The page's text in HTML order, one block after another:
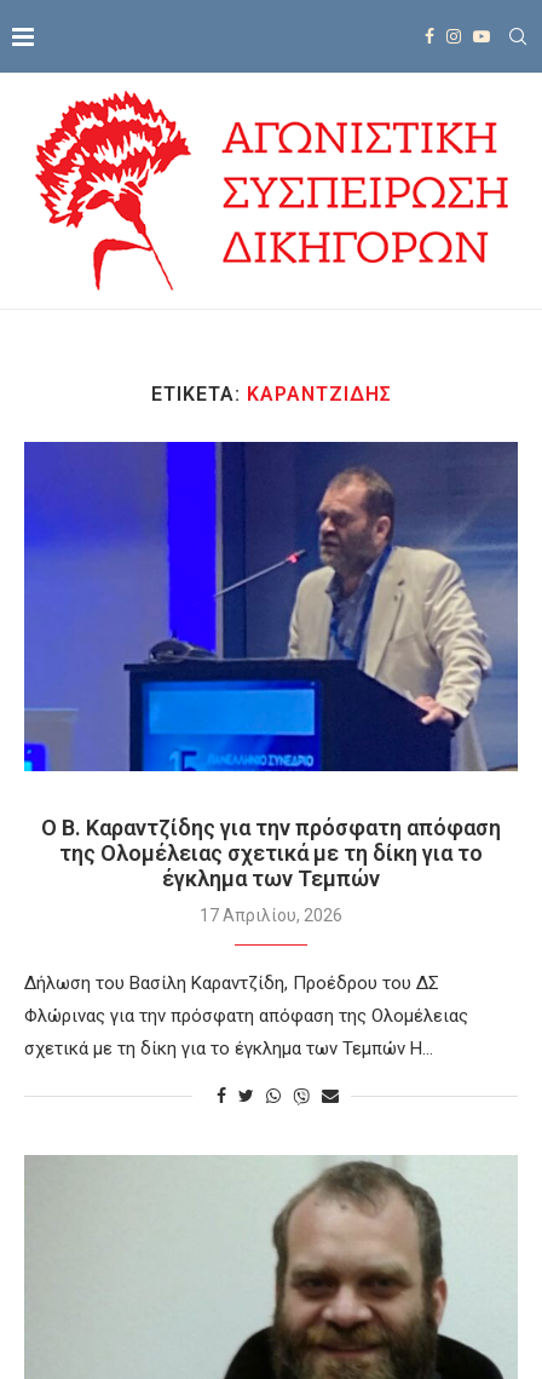
ΕΤΙΚΈΤΑ: ΚΑΡΑΝΤΖΊΔΗΣ
Ο Β. Καραντζίδης για την πρόσφατη απόφαση
της Ολομέλειας σχετικά με τη δίκη για το
έγκλημα των Τεμπών
17 Απριλίου, 2026
Δήλωση του Βασίλη Καραντζίδη, Προέδρου του ΔΣ
Φλώρινας για την πρόσφατη απόφαση της Ολομέλειας
σχετικά με τη δίκη για το έγκλημα των Τεμπών Η…